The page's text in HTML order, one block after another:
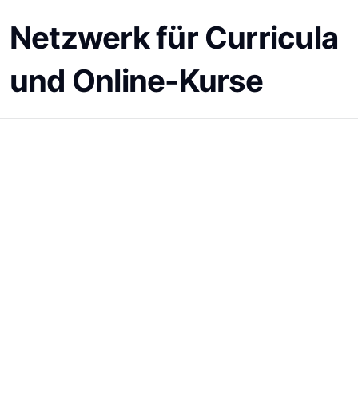
Netzwerk für Curricula
und Online-Kurse